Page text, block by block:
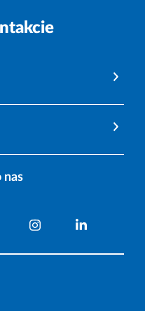
nas